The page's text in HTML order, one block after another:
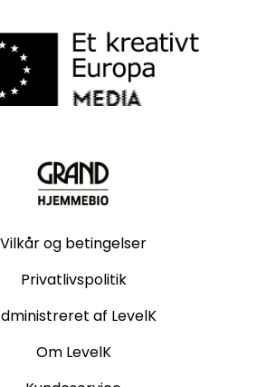
Vilkår og betingelser
Privatlivspolitik
af LevelK
Om LevelK